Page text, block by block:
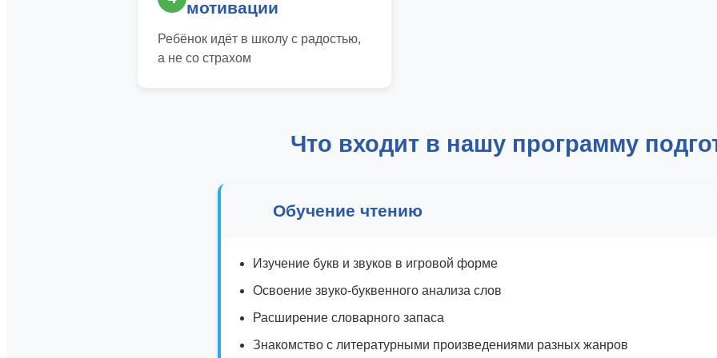
мотивации
Ребёнок идёт в школу с радостью,
а не со страхом
Что входит в нашу программу
Обучение чтению
Изучение букв и звуков в игровой форме
Освоение звуко-буквенного анализа слов
Расширение словарного запаса
Знакомство с литературными произведениями разных жанров